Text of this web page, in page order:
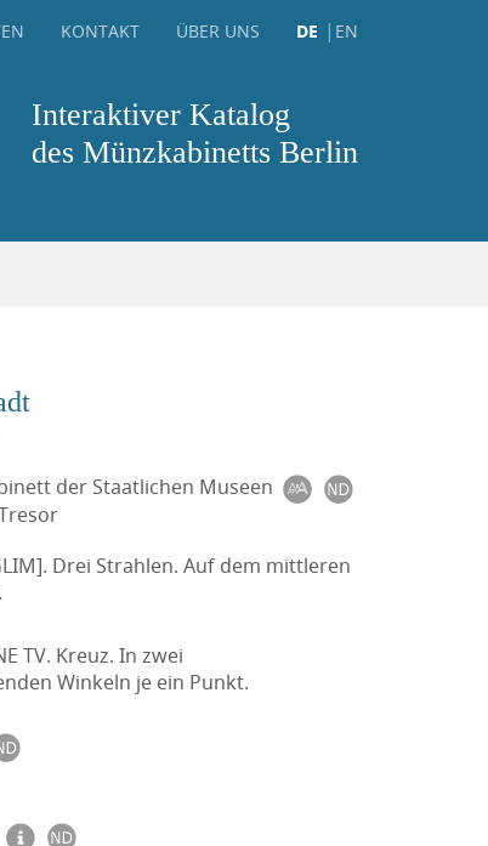
KONTAKT ÜBER UNS DE EN
Interaktiver Katalog
des Münzkabinetts Berlin
der Staatlichen Museen
Drei Strahlen. Auf dem mittleren
TV. Kreuz. In zwei
Winkeln je ein Punkt.